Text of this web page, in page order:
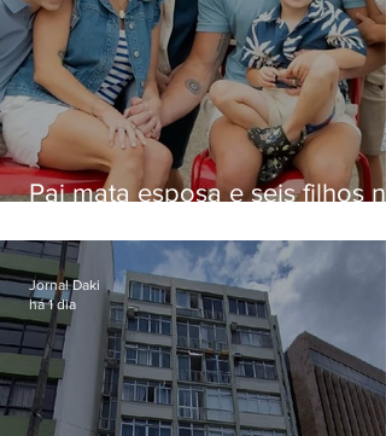
Pai mata esposa e seis filhos
Jornal Daki
há 1 dia